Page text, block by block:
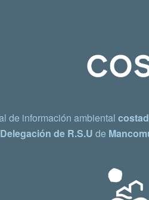
de información ambiental
Delegación de R.S.U de